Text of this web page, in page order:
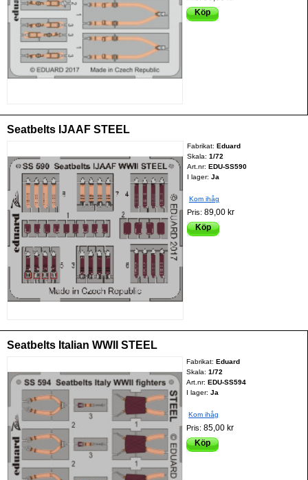
Köp
Seatbelts IJAAF STEEL
Fabrikat: Eduard
Skala: 1/72
Art.nr: EDU-SS590
I lager: Ja
Kom ihåg
Pris: 89,00 kr
Köp
Seatbelts Italian WWII STEEL
Fabrikat:Eduard
Skala:1/72
Art.nr:EDU-SS594
I lager: Ja
Kom ihåg
Pris:85,00 kr
Köp